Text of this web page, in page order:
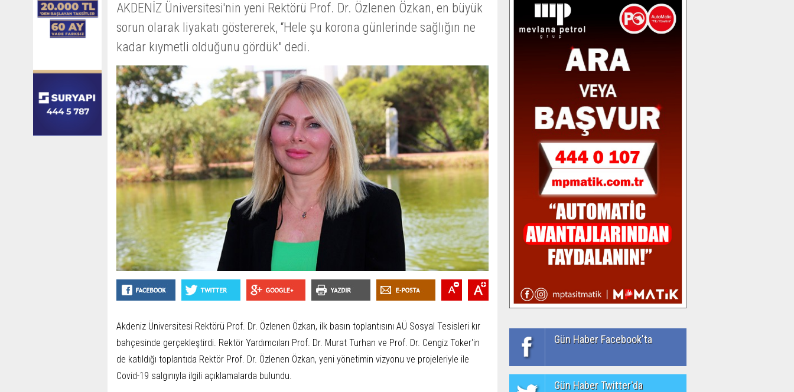
AKDENİZ Üniversitesi'nin yeni Rektörü Prof. Dr. Özlenen Özkan, en büyük
sorun olarak liyakatı göstererek, “Hele şu korona günlerinde sağlığın ne
kadar kıymetli olduğunu gördük" dedi.
Akdeniz Üniversitesi Rektörü Prof. Dr. Özlenen Özkan, ilk basın toplantısını AÜ Sosyal Tesisleri kır
bahçesinde gerçekleştirdi. Rektör Yardımcıları Prof. Dr. Murat Turhan ve Prof. Dr. Cengiz Toker'in
de katıldığı toplantıda Rektör Prof. Dr. Özlenen Özkan, yeni yönetimin vizyonu ve projeleriyle ile
Covid-19 salgınıyla ilgili açıklamalarda bulundu.
Gün Haber Facebook'ta
Gün Haber Twitter'da